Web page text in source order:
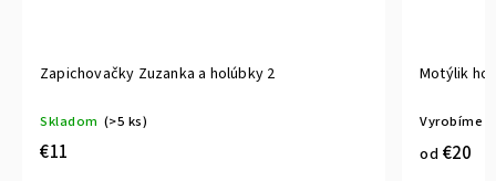
Zapichovačky Zuzanka a holúbky 2
Skladom (>5 ks)
€11
Motýlik
Vyrobíme
od €20